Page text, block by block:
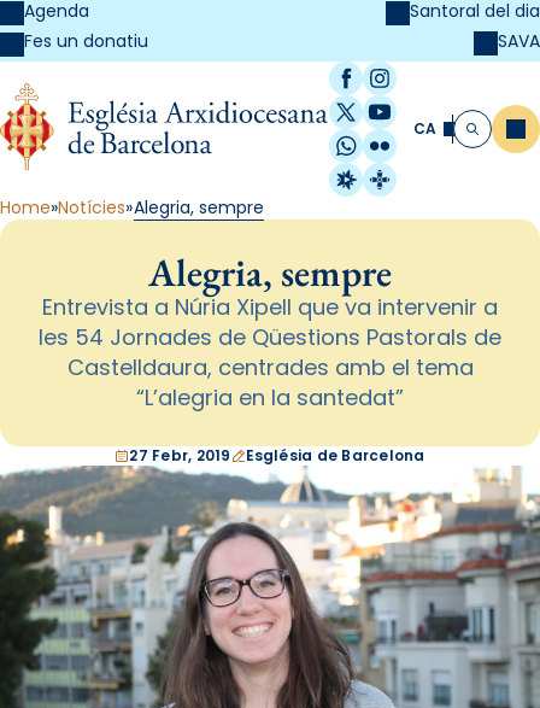
Agenda
Fes un donatiu
Santoral del dia
SAVA
Facebook
Instagram
X / Twitter
YouTube
WhatsApp
Flickr
Radio Estel
Catalunya
CA Cerca
Home Notícies Alegria, sempre
Alegria, sempre
Entrevista a Núria Xipell que va intervenir a
les 54 Jornades de Qüestions Pastorals de
Castelldaura, centrades amb el tema
“L’alegria en la santedat”
27 Febr, 2019 Església de Barcelona